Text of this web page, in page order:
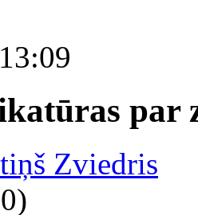
par
Zviedris